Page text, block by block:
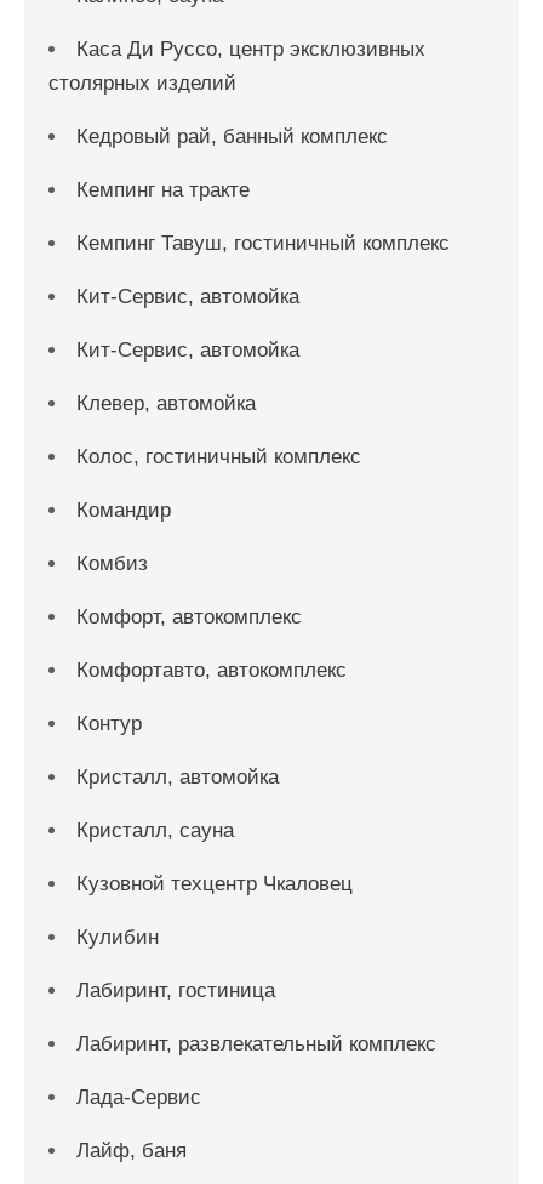
Каса Ди Руссо, центр эксклюзивных
столярных изделий
Кедровый рай, банный комплекс
Кемпинг на тракте
Кемпинг Тавуш, гостиничный комплекс
Кит-Сервис, автомойка
Кит-Сервис, автомойка
Клевер, автомойка
Колос, гостиничный комплекс
Командир
Комбиз
Комфорт, автокомплекс
Комфортавто, автокомплекс
Контур
Кристалл, автомойка
Кристалл, сауна
Кузовной техцентр Чкаловец
Кулибин
Лабиринт, гостиница
Лабиринт, развлекательный комплекс
Лада-Сервис
Лайф, баня